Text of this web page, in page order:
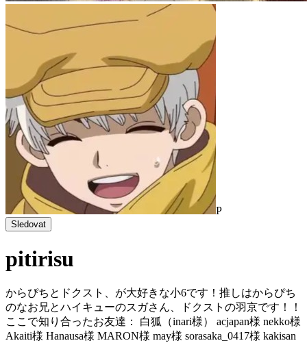
P
Sledovat
pitirisu
からぴちとドクスト、が大好きな小6です！推しはからぴち
のなお兄とハイキューのスガさん、ドクストの羽京です！！
ここで知り合ったお友達： 白狐（inari様） acjapan様 nekko様
Akaiti様 Hanausa様 MARON様 may様 sorasaka_0417様 kakisan